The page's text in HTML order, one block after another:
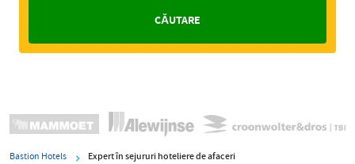
Bastion Hotels Expert în sejururi hoteliere de afaceri